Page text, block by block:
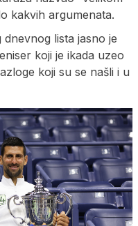
kakvih argumenata.
lista jasno je
koji je ikada uzeo
koji su se našli i u